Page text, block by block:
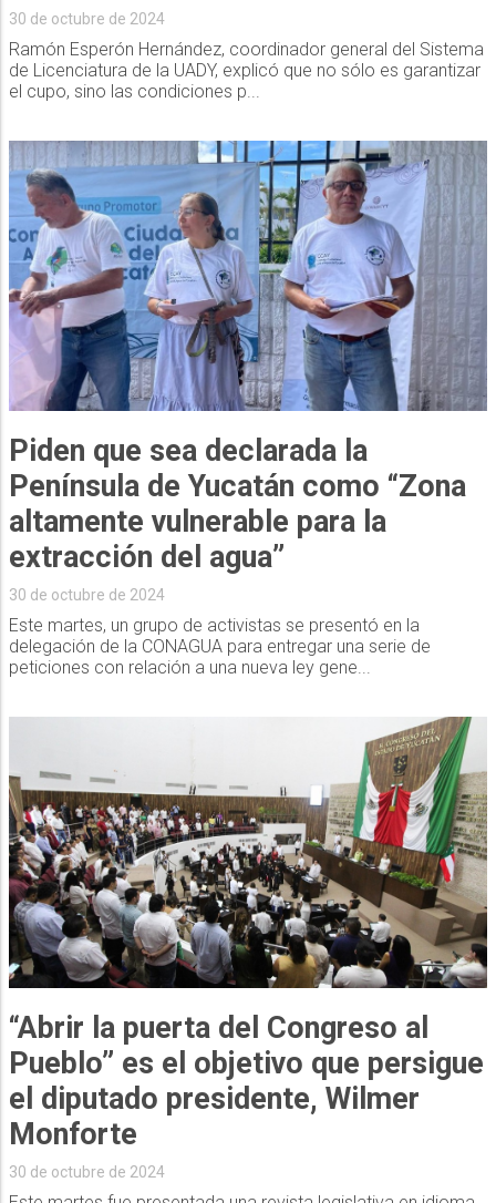
30 de octubre de 2024
Ramón Esperón Hernández, coordinador general del Sistema
de Licenciatura de la UADY, explicó que no sólo es garantizar
el cupo, sino las condiciones p...
Piden que sea declarada la
Península de Yucatán como “Zona
altamente vulnerable para la
extracción del agua”
30 de octubre de 2024
Este martes, un grupo de activistas se presentó en la
delegación de la CONAGUA para entregar una serie de
peticiones con relación a una nueva ley gene...
“Abrir la puerta del Congreso al
Pueblo” es el objetivo que persigue
el diputado presidente, Wilmer
Monforte
30 de octubre de 2024